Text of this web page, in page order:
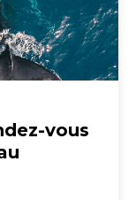
vous